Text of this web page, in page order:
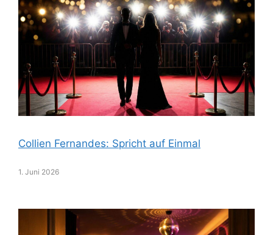
Collien Fernandes: Spricht auf Einmal
1. Juni 2026